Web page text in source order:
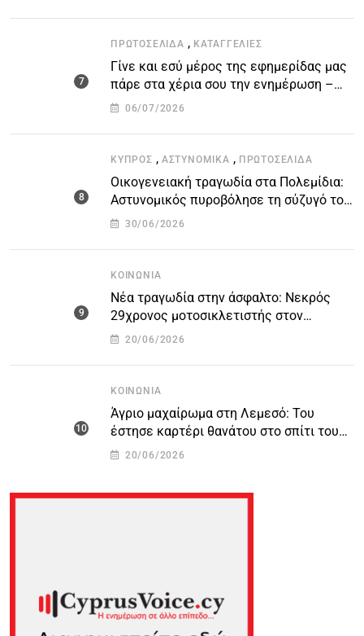
ΠΡΩΤΟΣΈΛΙΔΑ , ΚΑΤΑΓΓΕΛΙΕΣ
Γίνε και εσύ μέρος της εφημερίδας μας
πάρε στα χέρια σου την ενημέρωση –
στείλε το δικό σου άρθρο την δική σου
06/07/2026
ΚΎΠΡΟΣ , ΑΣΤΥΝΟΜΙΚΆ , ΠΡΩΤΟΣΈΛΙΔΑ
Οικογενειακή τραγωδία στα Πολεμίδια:
Αστυνομικός πυροβόλησε τη σύζυγό του
και αυτοκτόνησε
30/06/2026
ΚΟΙΝΩΝΊΑ
Νέα τραγωδία στην άσφαλτο: Νεκρός
29χρονος μοτοσικλετιστής στον
αυτοκινητόδρομο Πάφου – Λεμεσού
20/06/2026
ΚΟΙΝΩΝΊΑ
Άγριο μαχαίρωμα στη Λεμεσό: Του
έστησε καρτέρι θανάτου στο σπίτι του
για προσωπικές διαφορές – Στο
20/06/2026